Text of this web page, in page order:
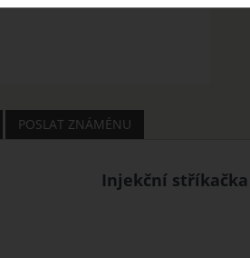
POSLAT ZNÁMÉNU
Injekční